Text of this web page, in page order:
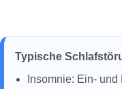
Typische
Insomnie: Ein-